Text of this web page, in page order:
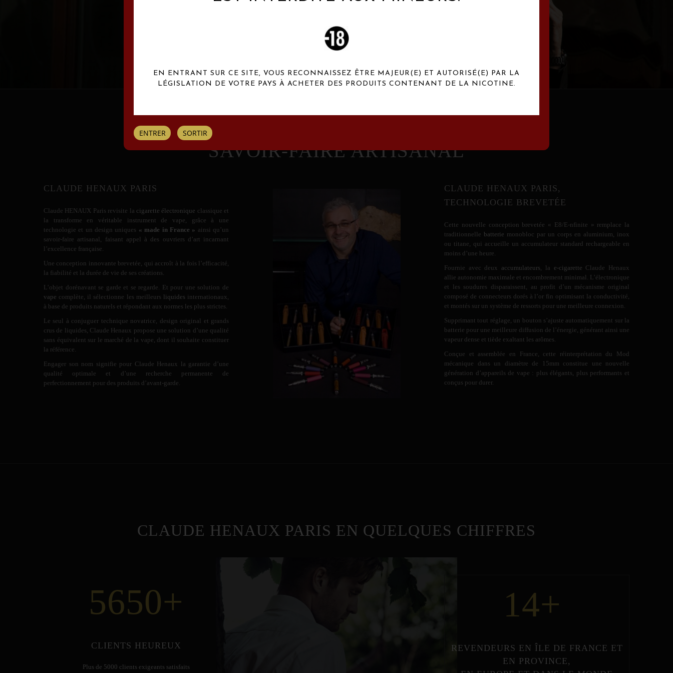
SAVOIR-FAIRE ARTISANAL
CLAUDE HENAUX PARIS
Claude HENAUX Paris revisite la cigarette électronique classique et
la transforme en véritable instrument de vape, grâce à une
technologie et un design uniques « made in France » ainsi qu’un
savoir-faire artisanal, faisant appel à des ouvriers d’art incarnant
l’excellence française.
Une conception innovante brevetée, qui accroît à la fois l’efficacité,
la fiabilité et la durée de vie de ses créations.
L’objet dorénavant se garde et se regarde. Et pour une solution de
vape complète, il sélectionne les meilleurs liquidesinternationaux,
à base de produits naturels et répondant aux normes les plus strictes.
Le seul à conjuguer technique novatrice, design original et grands
crus de liquides, Claude Henaux propose une solution d’une qualité
sans équivalent sur le marché de la vape, dont il souhaite constituer
la référence.
Engager son nom signifie pour Claude Henaux la garantie d’une
qualité optimale et d’une recherche permanente de
perfectionnement pour des produits d’avant-garde.
CLAUDE HENAUX PARIS,
TECHNOLOGIE BREVETÉE
Cette nouvelle conception brevetée « E8/E-nfinite » remplace la
traditionnelle batterie monobloc par un corps en aluminium, inox
ou titane, qui accueille un accumulateur standard rechargeable en
moins d’une heure.
Fournie avec deux accumulateurs , la e-cigarette Claude Henaux
allie autonomie maximale et encombrement minimal. L’électronique
et les soudures disparaissent, au profit d’un mécanisme original
composé de connecteurs dorés à l’or fin optimisant la conductivité,
et montés sur un système de ressorts pour une meilleure connexion.
Supprimant tout réglage, un bouton s’ajuste automatiquement sur la
batterie pour une meilleure diffusion de l’énergie, générant ainsi une
vapeur dense et tiède exaltant les arômes.
Conçue et assemblée en France, cette réinterprétation du Mod
mécanique dans un diamètre de 15mm constitue une nouvelle
génération d’appareils de vape : plus élégants, plus performants et
conçus pour durer.
CLAUDE HENAUX PARIS EN QUELQUES CHIFFRES
5650+
CLIENTS HEUREUX
Plus de 5000 clients exigeants satisfaits
14+
REVENDEURS EN ÎLE DE FRANCE ET
EN PROVINCE,
EN ENTRANT SUR CE SITE, VOUS RECONNAISSEZ ÊTRE MAJEUR(E) ET AUTORISÉ(E) PAR LA
LÉGISLATION DE VOTRE PAYS À ACHETER DES PRODUITS CONTENANT DE LA NICOTINE.
ENTRER SORTIR